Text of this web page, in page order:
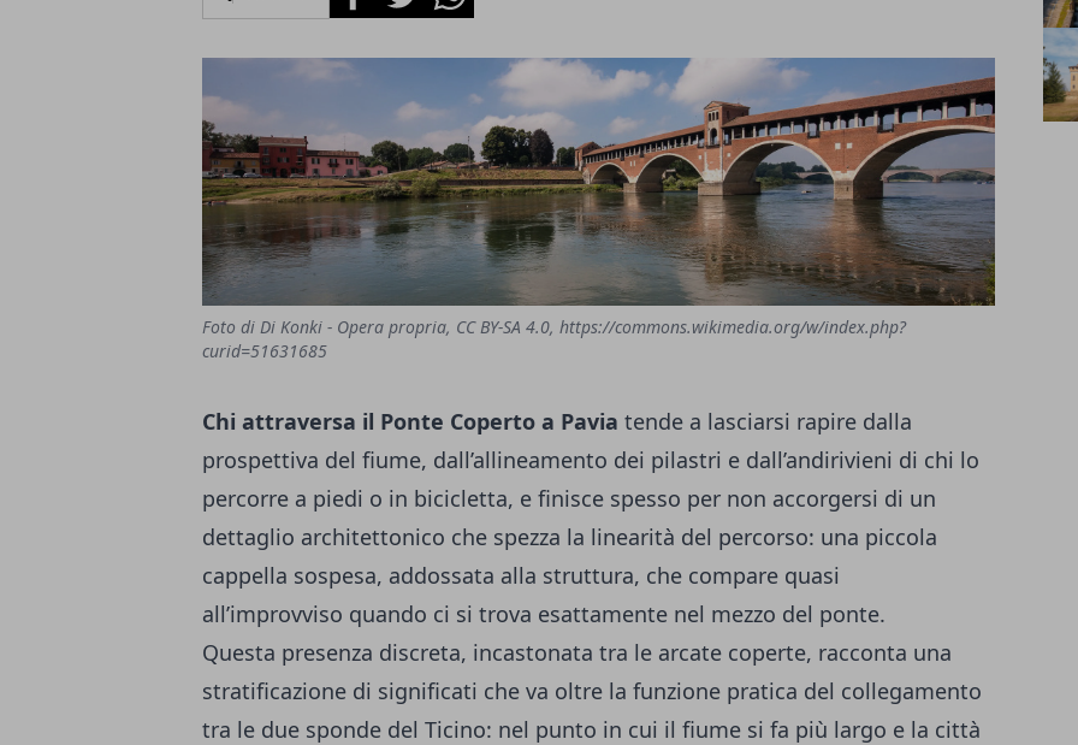
Foto di Di Konki - Opera propria, CC BY-SA 4.0, https://commons.wikimedia.org/w/index.php?
curid=51631685
Chi attraversa il Ponte Coperto a Pavia tende a lasciarsi rapire dalla
prospettiva del fiume, dall’allineamento dei pilastri e dall’andirivieni di chi lo
percorre a piedi o in bicicletta, e finisce spesso per non accorgersi di un
dettaglio architettonico che spezza la linearità del percorso: una piccola
cappella sospesa, addossata alla struttura, che compare quasi
all’improvviso quando ci si trova esattamente nel mezzo del ponte.
Questa presenza discreta, incastonata tra le arcate coperte, racconta una
stratificazione di significati che va oltre la funzione pratica del collegamento
tra le due sponde del Ticino: nel punto in cui il fiume si fa più largo e la città